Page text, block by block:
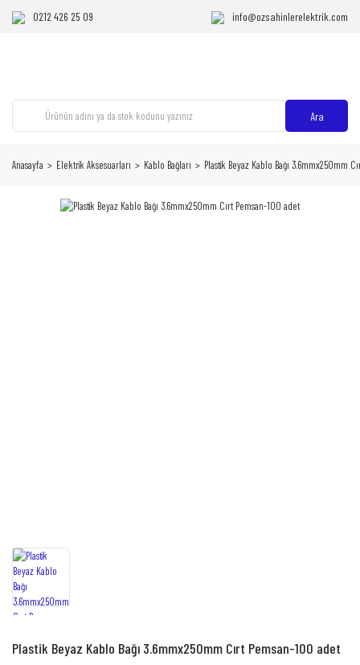
0212 426 25 09 info@ozsahinlerelektrik.com
Ara
Anasayfa Elektrik Aksesuarları Kablo Bağları Plastik Beyaz Kablo Bağı 3.6mmx250mm
Plastik Beyaz Kablo Bağı 3.6mmx250mm Cırt Pemsan-100 adet